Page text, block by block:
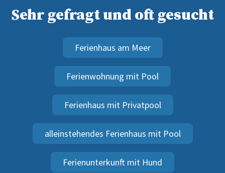
Sehr gefragt und oft gesucht
Ferienhaus am Meer
Ferienwohnung mit Pool
Ferienhaus mit Privatpool
alleinstehendes Ferienhaus mit Pool
Ferienunterkunft mit Hund